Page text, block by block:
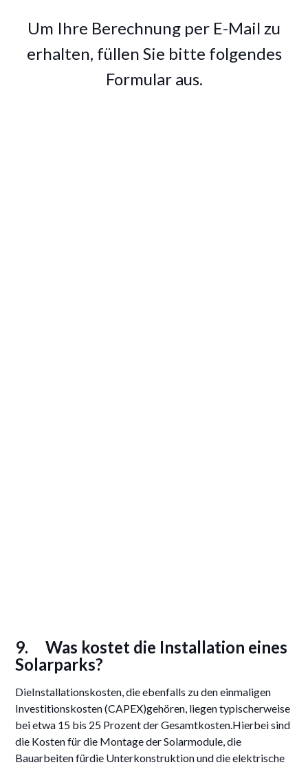
Um Ihre Berechnung per E-Mail zu
erhalten, füllen Sie bitte folgendes
Formular aus.
9. Was kostet die Installation eines
Solarparks?
DieInstallationskosten, die ebenfalls zu den einmaligen
Investitionskosten (CAPEX)gehören, liegen typischerweise
bei etwa 15 bis 25 Prozent der Gesamtkosten.Hierbei sind
die Kosten für die Montage der Solarmodule, die
Bauarbeiten fürdie Unterkonstruktion und die elektrische